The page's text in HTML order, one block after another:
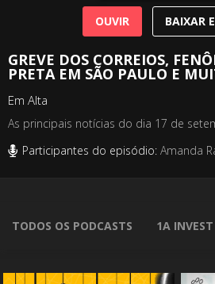
GREVE DOS CORREIOS,
PRETA EM SÃO PAULO E
Em Alta
As principais notícias do dia 17 de
Participantes do episódio: Amanda
OUVIR BAIXAR
TODOS OS PODCASTS 1A INVEST